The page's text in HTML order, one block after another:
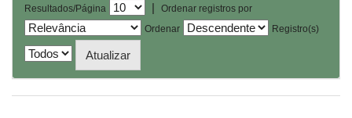
Resultados/Página |
Ordenar registros por
Ordenar
Registro(s)